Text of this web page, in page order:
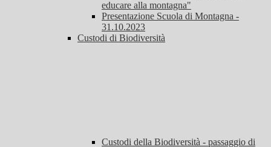
educare alla montagna"
Presentazione Scuola di Montagna -
31.10.2023
Custodi di Biodiversità
Custodi della Biodiversità - passaggio di